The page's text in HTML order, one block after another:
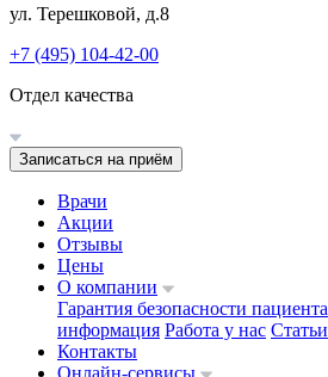
ул. Терешковой, д.8
+7 (495) 104-42-00
Отдел качества
Записаться на приём
Врачи
Акции
Отзывы
Цены
О компании
Гарантия безопасности пациента
информация Работа у нас Статьи
Контакты
Онлайн-сервисы